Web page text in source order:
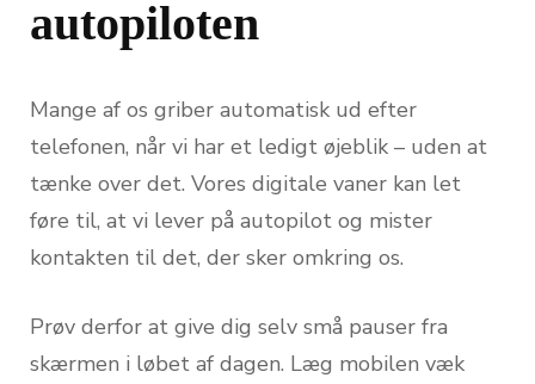
autopiloten
Mange af os griber automatisk ud efter
telefonen, når vi har et ledigt øjeblik – uden at
tænke over det. Vores digitale vaner kan let
føre til, at vi lever på autopilot og mister
kontakten til det, der sker omkring os.
Prøv derfor at give dig selv små pauser fra
skærmen i løbet af dagen. Læg mobilen væk